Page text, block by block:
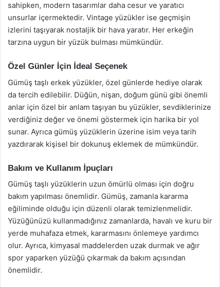
sahipken, modern tasarımlar daha cesur ve yaratıcı
unsurlar içermektedir. Vintage yüzükler ise geçmişin
izlerini taşıyarak nostaljik bir hava yaratır. Her erkeğin
tarzına uygun bir yüzük bulması mümkündür.
Özel Günler İçin İdeal Seçenek
Gümüş taşlı erkek yüzükler, özel günlerde hediye olarak
da tercih edilebilir. Düğün, nişan, doğum günü gibi önemli
anlar için özel bir anlam taşıyan bu yüzükler, sevdiklerinize
verdiğiniz değer ve önemi göstermek için harika bir yol
sunar. Ayrıca gümüş yüzüklerin üzerine isim veya tarih
yazdırarak kişisel bir dokunuş eklemek de mümkündür.
Bakım ve Kullanım İpuçları
Gümüş taşlı yüzüklerin uzun ömürlü olması için doğru
bakım yapılması önemlidir. Gümüş, zamanla kararma
eğiliminde olduğu için düzenli olarak temizlenmelidir.
Yüzüğünüzü kullanmadığınız zamanlarda, havalı ve kuru bir
yerde muhafaza etmek, kararmasını önlemeye yardımcı
olur. Ayrıca, kimyasal maddelerden uzak durmak ve ağır
spor yaparken yüzüğü çıkarmak da bakım açısından
önemlidir.